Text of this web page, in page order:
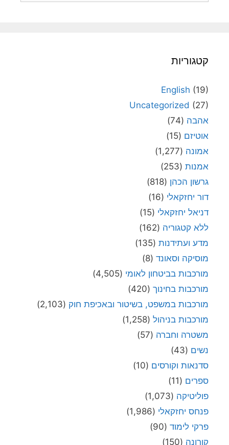
קטגוריות
English (19)
Uncategorized (27)
אהבה (74)
אוטיזם (15)
אמונה (1,277)
אמנות (253)
גרשון הכהן (818)
דור יחזקאלי (16)
דניאל יחזקאלי (15)
ללא קטגוריה (162)
מדע ועתידנות (135)
מוסיקה וסאונד (8)
מורכבות בביטחון לאומי (4,505)
מורכבות בחינוך (420)
מורכבות במשפט, בשיטור ובאכיפת חוק (2,103)
מורכבות בניהול (1,258)
משטרה וחברה (57)
נשים (43)
סדנאות וקורסים (10)
ספרים (11)
פוליטיקה (1,073)
פנחס יחזקאלי (1,986)
פרקי לימוד (90)
קורונה (150)